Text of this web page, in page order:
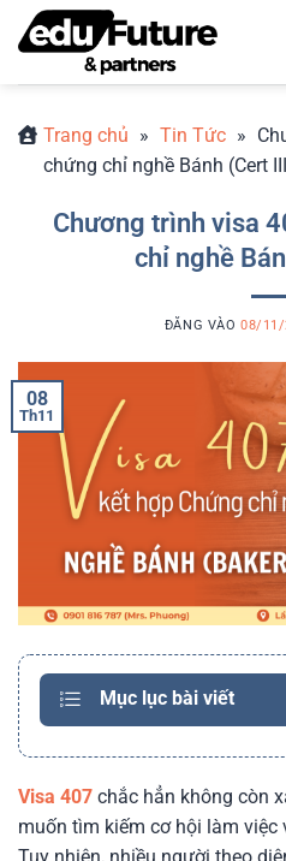
qua
Trang chủ » Tin Tức »
chứng chỉ nghề Bánh (Cert
Chương trình visa
chỉ nghề
ĐĂNG VÀO 08/11/
08
Th11
Mục lục bài viết
Visa 407 chắc hẳn không còn
muốn tìm kiếm cơ hội làm việc
Tuy nhiên, nhiều người theo